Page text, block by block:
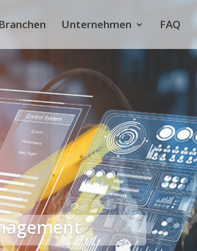
Branchen Unternehmen FAQ